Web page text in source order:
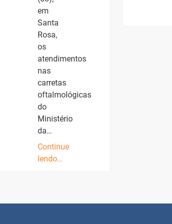
em
Santa
Rosa,
os
atendimentos
nas
carretas
oftalmológicas
do
Ministério
da…
Continue
lendo…